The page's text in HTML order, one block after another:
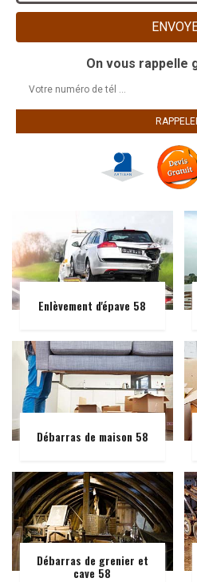
On vous rappelle
Enlèvement d'épave 58
Débarras de maison 58
Débarras de grenier et
cave 58